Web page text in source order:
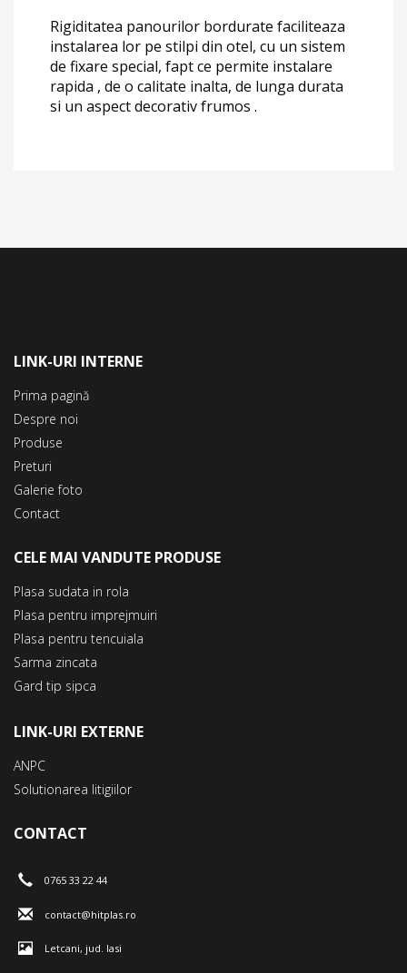
Rigiditatea panourilor bordurate faciliteaza
instalarea lor pe stilpi din otel, cu un sistem
de fixare special, fapt ce permite instalare
rapida , de o calitate inalta, de lunga durata
si un aspect decorativ frumos .
LINK-URI INTERNE
Prima pagină
Despre noi
Produse
Preturi
Galerie foto
Contact
CELE MAI VANDUTE PRODUSE
Plasa sudata in rola
Plasa pentru imprejmuiri
Plasa pentru tencuiala
Sarma zincata
Gard tip sipca
LINK-URI EXTERNE
ANPC
Solutionarea litigiilor
CONTACT
0765 33 22 44
contact@hitplas.ro
Letcani, jud. Iasi